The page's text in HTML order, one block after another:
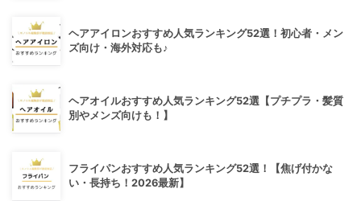
ヘアアイロンおすすめ人気ランキング52選！初心者・メン
ズ向け・海外対応も♪
ヘアオイルおすすめ人気ランキング52選【プチプラ・髪質
別やメンズ向けも！】
フライパンおすすめ人気ランキング52選！【焦げ付かな
い・長持ち！2026最新】